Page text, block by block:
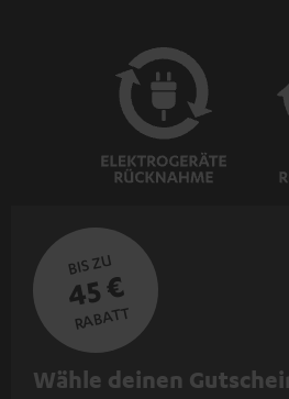
BIS ZU
45 €
RABATT
N
Wähle deinen